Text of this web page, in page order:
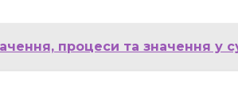
процеси та значення у